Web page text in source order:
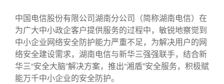
中国电信股份有限公司湖南分公司（简称湖南电信）在
为广大中小政企客户提供服务的过程中，敏锐地察觉到
中小企业网络安全防护能力严重不足，为解决用户的网
络安全建设需求，湖南电信与新华三强强联手，结合新
华三“安全大脑”解决方案，推出“湘盾”安全服务，积极赋
能万千中小企业的安全防护。